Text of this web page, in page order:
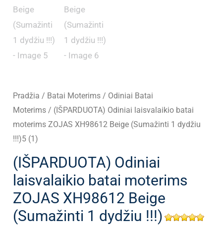
Pradžia / Batai Moterims / Odiniai Batai
Moterims / (IŠPARDUOTA) Odiniai laisvalaikio batai
moterims ZOJAS XH98612 Beige (Sumažinti 1 dydžiu
!!!)5 (1)
(IŠPARDUOTA) Odiniai
laisvalaikio batai moterims
ZOJAS XH98612 Beige
(Sumažinti 1 dydžiu !!!)